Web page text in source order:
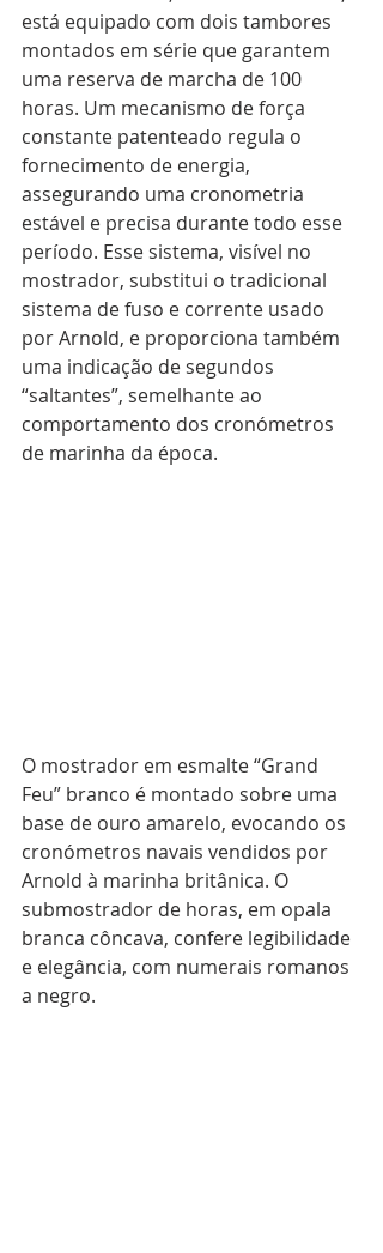
está equipado com dois tambores
montados em série que garantem
uma reserva de marcha de 100
horas. Um mecanismo de força
constante patenteado regula o
fornecimento de energia,
assegurando uma cronometria
estável e precisa durante todo esse
período. Esse sistema, visível no
mostrador, substitui o tradicional
sistema de fuso e corrente usado
por Arnold, e proporciona também
uma indicação de segundos
“saltantes”, semelhante ao
comportamento dos cronómetros
de marinha da época.
O mostrador em esmalte “Grand
Feu” branco é montado sobre uma
base de ouro amarelo, evocando os
cronómetros navais vendidos por
Arnold à marinha britânica. O
submostrador de horas, em opala
branca côncava, confere legibilidade
e elegância, com numerais romanos
a negro.